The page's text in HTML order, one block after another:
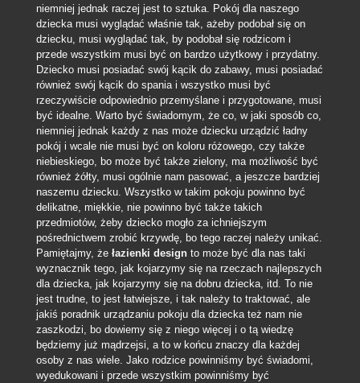
niemniej jednak raczej jest to sztuka. Pokój dla naszego
dziecka musi wyglądać właśnie tak, ażeby podobał się on
dziecku, musi wyglądać tak, by podobał się rodzicom i
przede wszystkim musi być on bardzo użytkowy i przydatny.
Dziecko musi posiadać swój kącik do zabawy, musi posiadać
również swój kącik do spania i wszystko musi być
rzeczywiście odpowiednio przemyślane i przygotowane, musi
być idealne. Warto być świadomym, że co, w jaki sposób co,
niemniej jednak każdy z nas może dziecku urządzić ładny
pokój i wcale nie musi być on koloru różowego, czy także
niebieskiego, bo może być także zielony, ma możliwość być
również żółty, musi ogólnie nam pasować, a jeszcze bardziej
naszemu dziecku. Wszystko w takim pokoju powinno być
delikatne, miękkie, nie powinno być także takich
przedmiotów, żeby dziecko mogło za ichniejszym
pośrednictwem zrobić krzywdę, bo tego raczej należy unikać.
Pamiętajmy, że łazienki designto może być dla nas taki
wyznacznik tego, jak kojarzymy się na rzeczach najlepszych
dla dziecka, jak kojarzymy się na dobru dziecka, itd. To nie
jest trudne, to jest łatwiejsze, i tak należy to traktować, ale
jakiś poradnik urządzaniu pokoju dla dziecka też nam nie
zaszkodzi, bo dowiemy się z niego więcej i o tą wiedzę
będziemy już mądrzejsi, a to w końcu znaczy dla każdej
osoby z nas wiele. Jako rodzice powinniśmy być świadomi,
wyedukowani i przede wszystkim powinniśmy być